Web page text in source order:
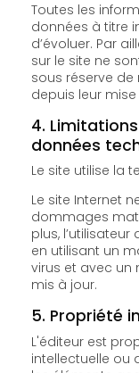
Toutes les
données à titre
d’évoluer. Par
sur le site ne
sous réserve de modifications ayant été apportées
depuis leur mise
4.
données
Le site utilise la
Le site Internet
dommages
plus,
en utilisant un
virus et avec un
mis à jour.
5. Propriété
L'éditeur est
intellectuelle ou détient les